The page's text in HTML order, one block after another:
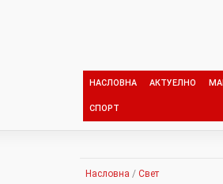
НАСЛОВНА АКТУЕЛНО
СПОРТ
Насловна / Свет